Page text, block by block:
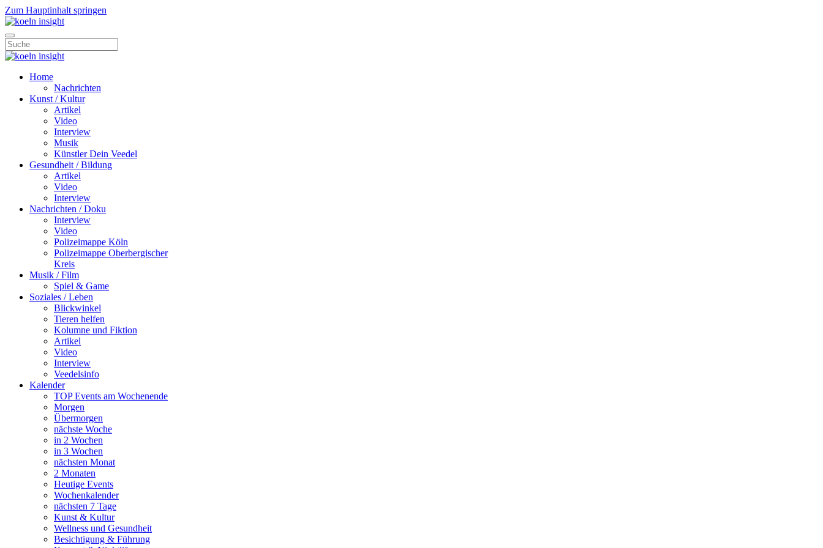
Zum Hauptinhalt springen
Home
Nachrichten
Kunst / Kultur
Artikel
Video
Interview
Musik
Künstler Dein Veedel
Gesundheit / Bildung
Artikel
Video
Interview
Nachrichten / Doku
Interview
Video
Polizeimappe Köln
Polizeimappe Oberbergischer
Kreis
Musik / Film
Spiel & Game
Soziales / Leben
Blickwinkel
Tieren helfen
Kolumne und Fiktion
Artikel
Video
Interview
Veedelsinfo
Kalender
TOP Events am Wochenende
Morgen
Übermorgen
nächste Woche
in 2 Wochen
in 3 Wochen
nächsten Monat
2 Monaten
Heutige Events
Wochenkalender
nächsten 7 Tage
Kunst & Kultur
Wellness und Gesundheit
Besichtigung & Führung